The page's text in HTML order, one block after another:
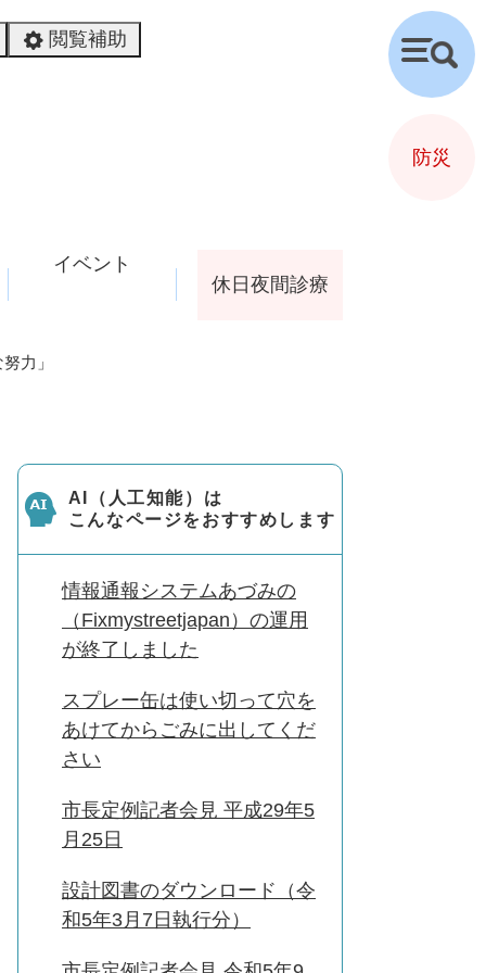
閲覧補助
イベント
休日夜間診療
力」
AI（人工知能）は
こんなページをおすすめします
情報通報システムあづみの
（Fixmystreetjapan）の運用
が終了しました
スプレー缶は使い切って穴を
あけてからごみに出してくだ
さい
市長定例記者会見 平成29年5
月25日
設計図書のダウンロード（令
和5年3月7日執行分）
検
索
防災